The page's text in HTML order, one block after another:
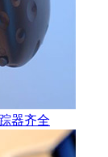
器齐全